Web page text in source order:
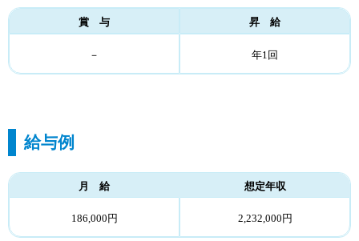
賞 与 昇 給
－ 年1回
給与例
月 給 想定年収
186,000円 2,232,000円